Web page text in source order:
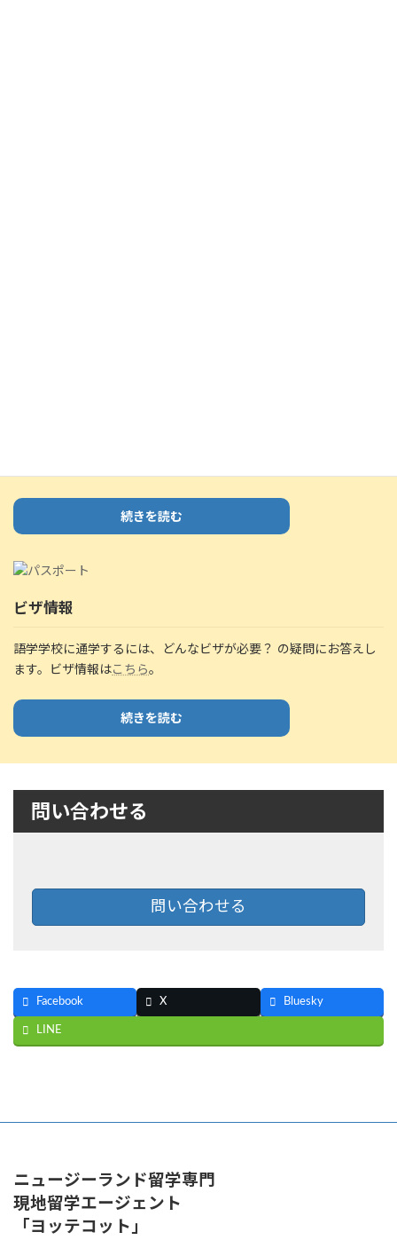
続きを読む
ビザ情報
語学学校に通学するには、どんなビザが必要？ の疑問にお答えし
ます。ビザ情報はこちら。
続きを読む
問い合わせる
問い合わせる
Facebook X Bluesky
LINE
ニュージーランド留学専門
現地留学エージェント
「ヨッテコット」